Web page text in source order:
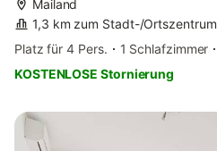
Mailand
1,3 km zum Stadt-/Ortszentrum
Platz für 4 Pers.
1 Schlafzimmer
KOSTENLOSE Stornierung